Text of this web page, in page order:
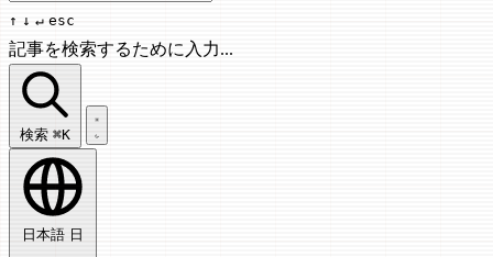
↑ ↓ ↵ esc
記事を検索するために入力...
記事を検索...
検索 ⌘K
日本語 日